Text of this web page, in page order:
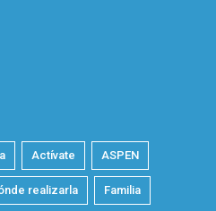
Actívate ASPEN
realizarla Familia